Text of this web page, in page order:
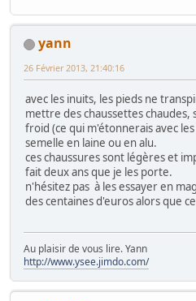
yann
26 Février 2013, 21:40:16
avec les inuits, les pieds ne
mettre des chaussettes chaudes,
froid (ce qui m'étonnerais avec
semelle en laine ou en alu.
ces chaussures sont légères et
fait deux ans que je les porte.
n'hésitez pas à les essayer en
des centaines d'euros alors que
Au plaisir de vous lire. Yann
http://www.ysee.jimdo.com/